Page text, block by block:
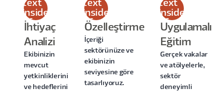
text
inside
of a
div
block.
İhtiyaç
Analizi
Ekibinizin
mevcut
yetkinliklerini
ve hedeflerini
text
inside
of a
div
block.
Özelleştirme
İçeriği
sektörünüze ve
ekibinizin
seviyesine göre
tasarlıyoruz.
text
inside
of a
div
block.
Uygulamalı
Eğitim
Gerçek vakalar
ve atölyelerle,
sektör
deneyimli